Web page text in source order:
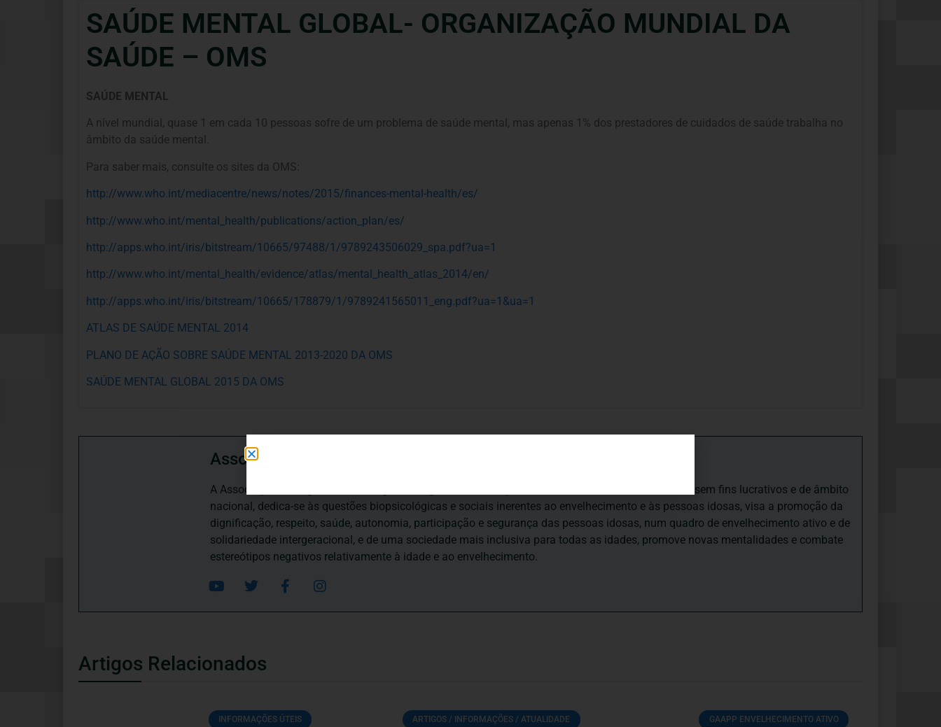
SAÚDE MENTAL GLOBAL- ORGANIZAÇÃO MUNDIAL DA
SAÚDE – OMS
SAÚDE MENTAL
A nível mundial, quase 1 em cada 10 pessoas sofre de um problema de saúde mental, mas apenas 1% dos prestadores de cuidados de saúde trabalha no
âmbito da saúde mental.
Para saber mais, consulte os sites da OMS:
http://www.who.int/mediacentre/news/notes/2015/finances-mental-health/es/
http://www.who.int/mental_health/publications/action_plan/es/
http://apps.who.int/iris/bitstream/10665/97488/1/9789243506029_spa.pdf?ua=1
http://www.who.int/mental_health/evidence/atlas/mental_health_atlas_2014/en/
http://apps.who.int/iris/bitstream/10665/178879/1/9789241565011_eng.pdf?ua=1&ua=1
ATLAS DE SAÚDE MENTAL 2014
PLANO DE AÇÃO SOBRE SAÚDE MENTAL 2013-2020 DA OMS
SAÚDE MENTAL GLOBAL 2015 DA OMS
Associação Portuguesa de Psicogerontologia
A Associação Portuguesa de Psicogerontologia-APP, Instituição Particular de Solidariedade Social sem fins lucrativos e de âmbito
nacional, dedica-se às questões biopsicológicas e sociais inerentes ao envelhecimento e às pessoas idosas, visa a promoção da
dignificação, respeito, saúde, autonomia, participação e segurança das pessoas idosas, num quadro de envelhecimento ativo e de
solidariedade intergeracional, e de uma sociedade mais inclusiva para todas as idades, promove novas mentalidades e combate
estereótipos negativos relativamente à idade e ao envelhecimento.
Artigos Relacionados
INFORMAÇÕES ÚTEIS ARTIGOS / INFORMAÇÕES / ATUALIDADE GAAPP ENVELHECIMENTO ATIVO